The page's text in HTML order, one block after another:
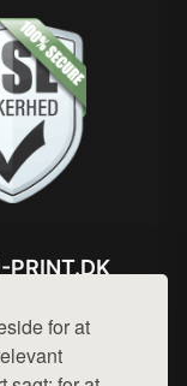
for at
PRINT.DK